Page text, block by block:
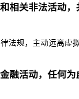
相关非法活动
法规，主动远离
融活动，任何